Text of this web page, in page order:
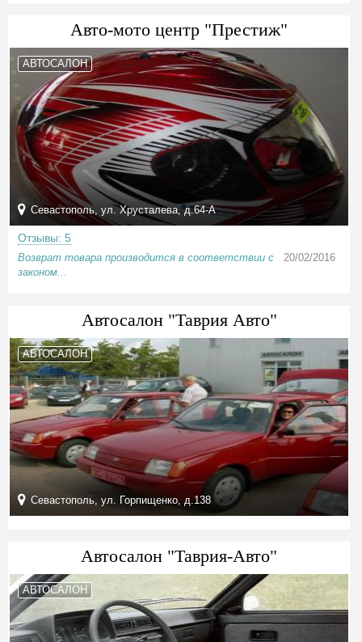
Авто-мото центр "Престиж"
АВТОСАЛОН
Севастополь, ул. Хрусталева, д.64-А
Отзывы: 5
Возврат товара производится в соответствии с
законом...
20/02/2016
Автосалон "Таврия Авто"
АВТОСАЛОН
Севастополь, ул. Горпищенко, д.138
Автосалон "Таврия-Авто"
АВТОСАЛОН